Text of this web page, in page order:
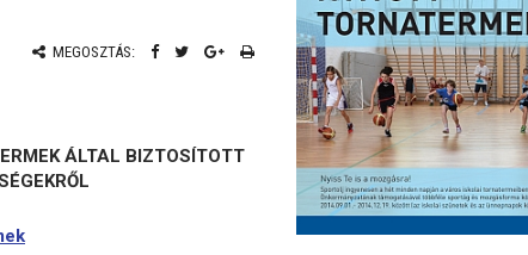
MEGOSZTÁS:
ÁLTAL BIZTOSÍTOTT